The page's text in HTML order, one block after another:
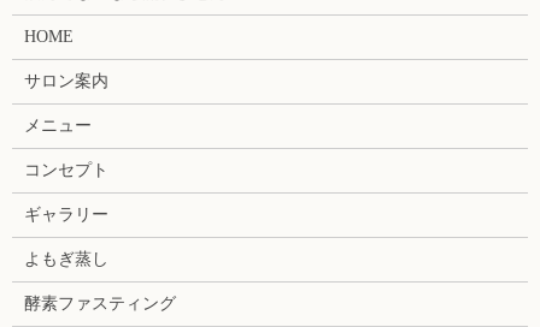
HOME
サロン案内
メニュー
コンセプト
ギャラリー
よもぎ蒸し
酵素ファスティング